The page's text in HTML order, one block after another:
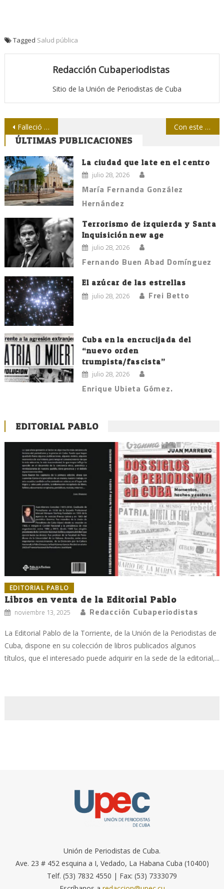
Tagged Salud pública
Redacción Cubaperiodistas
Sitio de la Unión de Periodistas de Cuba
Navegación
de
entradas
Falleció el compañero Ramón Castro Ruz Con este curso veremos el mundo en pasado, presente y futuro
ÚLTIMAS PUBLICACIONES
La ciudad que late en el centro
julio 28, 2026
María Fernanda González
Hernández
Terrorismo de izquierda y Santa
Inquisición new age
julio 28, 2026
Fernando Buen Abad Domínguez
El azúcar de las estrellas
julio 28, 2026 Frei Betto
Cuba en la encrucijada del
“nuevo orden
trumpista/fascista”
julio 28, 2026
Enrique Ubieta Gómez.
EDITORIAL PABLO
EDITORIAL PABLO
Libros en venta de la Editorial Pablo
noviembre 13, 2025 Redacción Cubaperiodistas
La Editorial Pablo de la Torriente, de la Unión de la Periodistas de
Cuba, dispone en su colección de libros publicados algunos
títulos, que el interesado puede adquirir en la sede de la editorial,...
Unión de Periodistas de Cuba.
Ave. 23 # 452 esquina a I, Vedado, La Habana Cuba (10400)
Telf. (53) 7832 4550 | Fax: (53) 7333079